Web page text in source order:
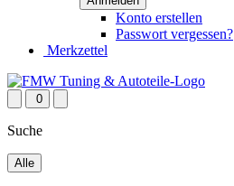
Konto erstellen
Passwort vergessen?
Merkzettel
0
Suche
Alle